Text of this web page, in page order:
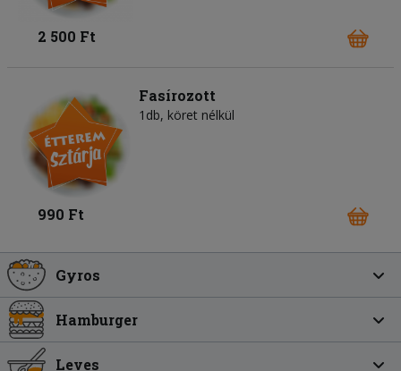
2 500 Ft
Fasírozott
1db, köret nélkül
990 Ft
Gyros
Hamburger
Leves